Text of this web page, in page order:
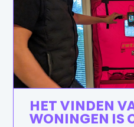
HET VINDEN
WONINGEN IS